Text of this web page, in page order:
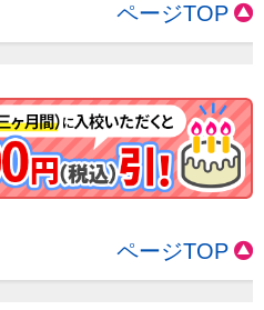
ページTOP
ページTOP